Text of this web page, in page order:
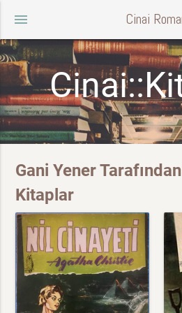
menu Cinai
Gani Yener
Kitaplar